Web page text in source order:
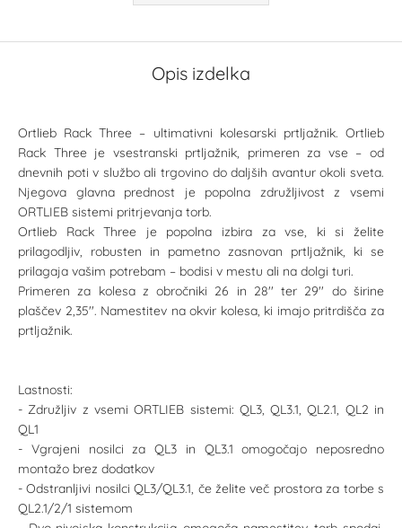
Opis izdelka
Ortlieb Rack Three – ultimativni kolesarski prtljažnik. Ortlieb
Rack Three je vsestranski prtljažnik, primeren za vse – od
dnevnih poti v službo ali trgovino do daljših avantur okoli sveta.
Njegova glavna prednost je popolna združljivost z vsemi
ORTLIEB sistemi pritrjevanja torb.
Ortlieb Rack Three je popolna izbira za vse, ki si želite
prilagodljiv, robusten in pametno zasnovan prtljažnik, ki se
prilagaja vašim potrebam – bodisi v mestu ali na dolgi turi.
Primeren za kolesa z obročniki 26 in 28'' ter 29'' do širine
plaščev 2,35''. Namestitev na okvir kolesa, ki imajo pritrdišča za
prtljažnik.
Lastnosti:
- Združljiv z vsemi ORTLIEB sistemi: QL3, QL3.1, QL2.1, QL2 in
QL1
- Vgrajeni nosilci za QL3 in QL3.1 omogočajo neposredno
montažo brez dodatkov
- Odstranljivi nosilci QL3/QL3.1, če želite več prostora za torbe s
QL2.1/2/1 sistemom